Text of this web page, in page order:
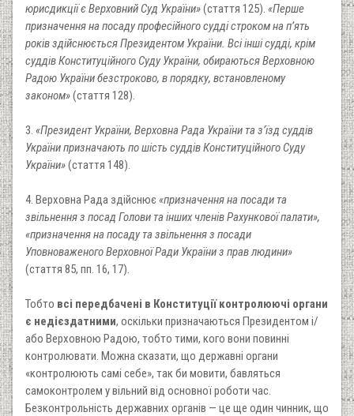
юрисдикції є Верховний Суд України»(стаття 125). «Перше
призначення на посаду професійного судді строком на п’ять
років здійснюється Президентом України. Всі інші судді, крім
суддів Конституційного Суду України, обираються Верховною
Радою України безстроково, в порядку, встановленому
законом»(стаття 128).
3. «Президент України, Верховна Рада України та з’їзд суддів
України призначають по шість суддів Конституційного Суду
України»(стаття 148).
4. Верховна Рада здійснює«призначення на посади та
звільнення з посад Голови та інших членів Рахункової палати»,
«призначення на посаду та звільнення з посади
Уповноваженого Верховної Ради України з прав людини»
(стаття 85, пп. 16, 17).
Тобто всі передбачені в Конституції контролюючі органи
є недієздатними, оскільки призначаються Президентом і/
або Верховною Радою, тобто тими, кого вони повинні
контролювати. Можна сказати, що державні органи
«контролюють самі себе», так би мовити, бавляться
самоконтролем у вільний від основної роботи час.
Безконтрольність державних органів — це ще один чинник, що